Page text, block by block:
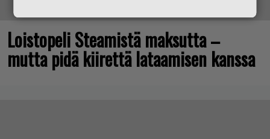
Loistopeli Steamistä maksutta –
mutta pidä kiirettä lataamisen kanssa